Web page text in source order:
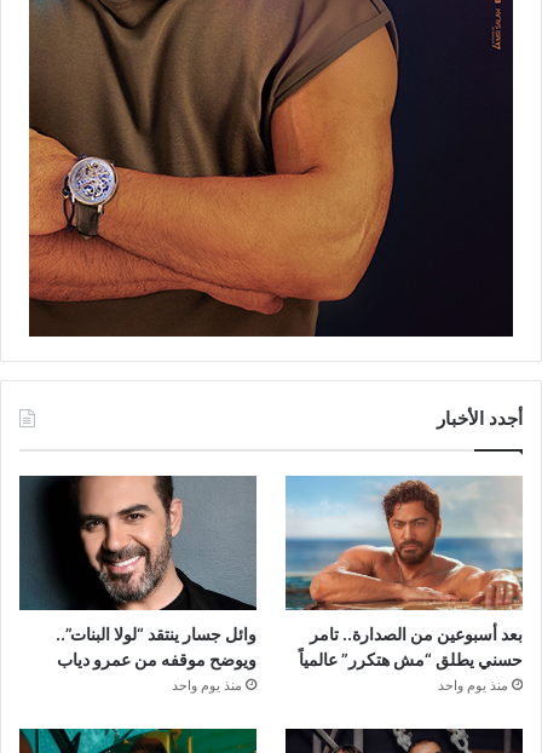
أجدد الأخبار
بعد أسبوعين من الصدارة.. تامر
حسني يطلق “مش هتكرر” عالمياً
منذ يوم واحد
وائل جسار ينتقد “لولا البنات”..
ويوضح موقفه من عمرو دياب
منذ يوم واحد